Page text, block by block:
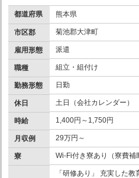
都道府県 熊本県
市区郡 菊池郡大津町
雇用形態 派遣
職種 組立・組付け
勤務形態 日勤
休日 土日（会社カレンダー）
時給 1,400円～1,750円
月収例 29万円～
寮 Wi-Fi付き寮あり（寮費補
「研修あり」 充実した